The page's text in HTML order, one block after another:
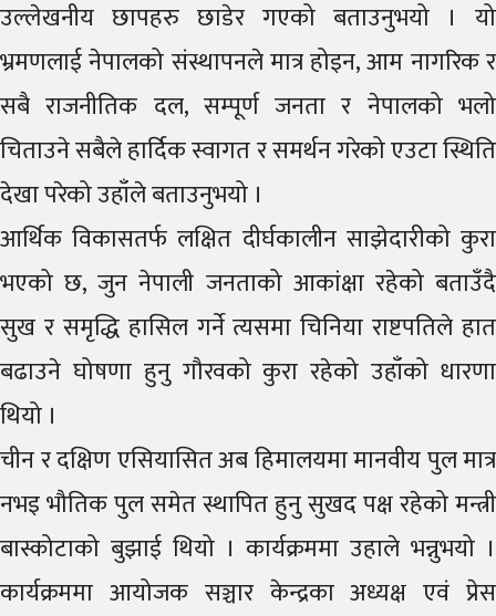
उल्लेखनीय छापहरु छाडेर गएको बताउनुभयो । यो
भ्रमणलाई नेपालको संस्थापनले मात्र होइन, आम नागरिक र
सबै राजनीतिक दल, सम्पूर्ण जनता र नेपालको भलो
चिताउने सबैले हार्दिक स्वागत र समर्थन गरेको एउटा स्थिति
देखा परेको उहाँले बताउनुभयो ।
आर्थिक विकासतर्फ लक्षित दीर्घकालीन साझेदारीको कुरा
भएको छ, जुन नेपाली जनताको आकांक्षा रहेको बताउँदै
सुख र समृद्धि हासिल गर्ने त्यसमा चिनिया राष्टपतिले हात
बढाउने घोषणा हुनु गौरवको कुरा रहेको उहाँको धारणा
थियो ।
चीन र दक्षिण एसियासित अब हिमालयमा मानवीय पुल मात्र
नभइ भौतिक पुल समेत स्थापित हुनु सुखद पक्ष रहेको मन्त्री
बास्कोटाको बुझाई थियो । कार्यक्रममा उहाले भन्नुभयो ।
कार्यक्रममा आयोजक सञ्चार केन्द्रका अध्यक्ष एवं प्रेस